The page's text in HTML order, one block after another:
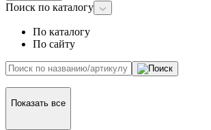
Поиск по каталогу
По каталогу
По сайту
Показать все